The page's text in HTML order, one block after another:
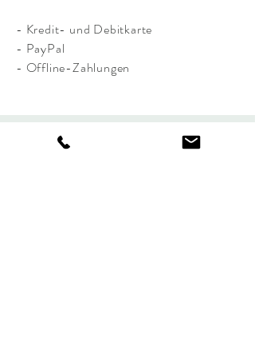
- Kredit- und Debitkarte
- PayPal
- Offline-Zahlungen